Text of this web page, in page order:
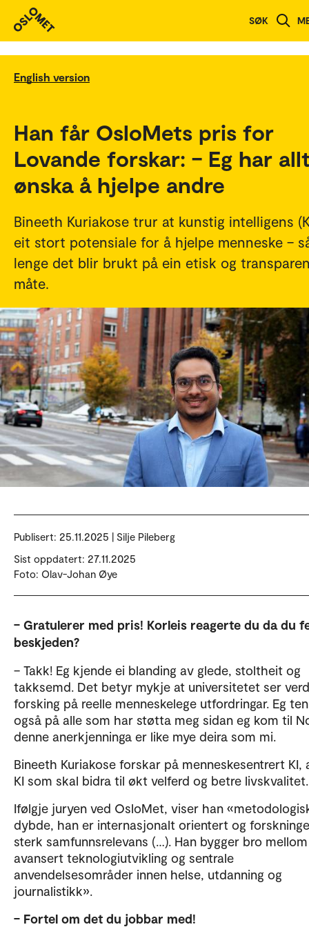
SØK
English version
Han får OsloMets pris for
Lovande forskar: – Eg har
ønska å hjelpe andre
Bineeth Kuriakose trur at kunstig intelligens
eit stort potensiale for å hjelpe menneske –
lenge det blir brukt på ein etisk og
måte.
Publisert: 25.11.2025 | Silje Pileberg
Sist oppdatert: 27.11.2025
Foto: Olav-Johan Øye
– Gratulerer med pris! Korleis reagerte du da du
beskjeden?
– Takk! Eg kjende ei blanding av glede, stoltheit og
takksemd. Det betyr mykje at universitetet ser
forsking på reelle menneskelege utfordringar. Eg
også på alle som har støtta meg sidan eg kom til
denne anerkjenninga er like mye deira som mi.
Bineeth Kuriakose forskar på menneskesentrert KI,
KI som skal bidra til økt velferd og betre livskvalitet.
Ifølgje juryen ved OsloMet, viser han
dybde, han er internasjonalt orientert og
sterk samfunnsrelevans (…). Han bygger bro mellom
avansert teknologiutvikling og sentrale
anvendelsesområder innen helse, utdanning og
journalistikk».
– Fortel om det du jobbar med!